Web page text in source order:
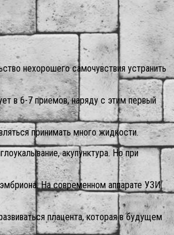
нехорошего самочувствия устранить
в 6-7 приемов, наряду с этим первый
принимать много жидкости.
акупунктура. Но при
На современном аппарате УЗИ
плацента, которая в будущем